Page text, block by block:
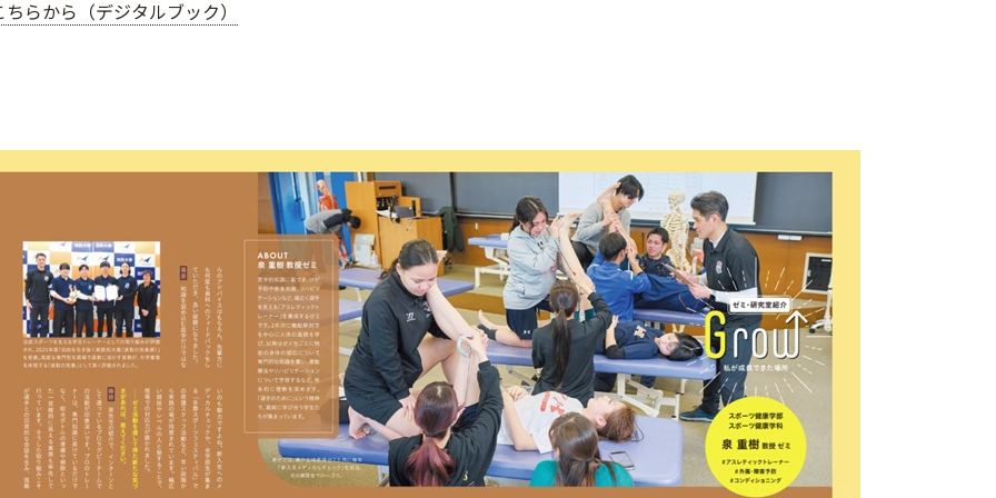
らから（デジタルブック）